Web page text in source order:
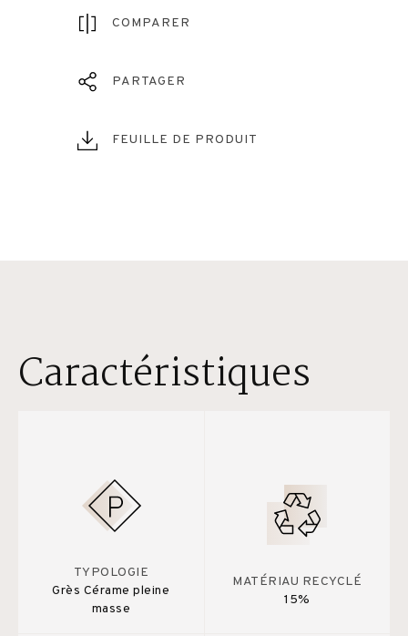
COMPARER
PARTAGER
FEUILLE DE PRODUIT
Caractéristiques
TYPOLOGIE
Grès Cérame pleine
masse
MATÉRIAU RECYCLÉ
15%